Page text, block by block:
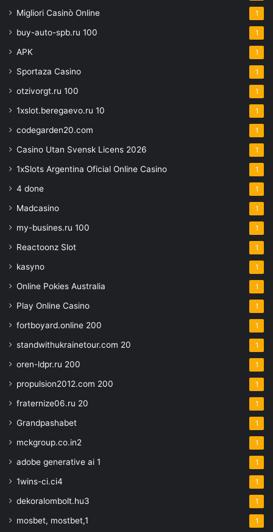
Migliori Casinò Online 1
buy-auto-spb.ru 100 1
APK 1
Sportaza Casino 1
otzivorgt.ru 100 1
1xslot.beregaevo.ru 10 1
codegarden20.com 1
Casino Utan Svensk Licens 2026 1
1xSlots Argentina Oficial Online Casino 1
4 done 1
Madcasino 1
my-busines.ru 100 1
Reactoonz Slot 1
kasyno 1
Online Pokies Australia 1
Play Online Casino 1
fortboyard.online 200 1
standwithukrainetour.com 20 1
oren-ldpr.ru 200 1
propulsion2012.com 200 1
fraternize06.ru 20 1
Grandpashabet 1
mckgroup.co.in2 1
adobe generative ai 1 1
1wins-ci.ci4 1
dekoralombolt.hu3 1
mosbet, mostbet,1 1